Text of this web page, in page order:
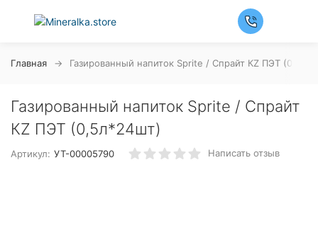
Главная Газированный напиток Sprite / Спрайт КZ ПЭТ
Газированный напиток Sprite / Спрайт
КZ ПЭТ (0,5л*24шт)
Артикул: УТ-00005790 Написать отзыв